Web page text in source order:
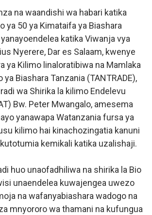
na waandishi wa habari katika
ya 50 ya Kimataifa ya Biashara
katika Viwanja vya
Nyerere, Dar es Salaam, kwenye
ya Kilimo linaloratibiwa na Mamlaka
ya Biashara Tanzania (TANTRADE),
wa Shirika la kilimo Endelevu
Bw. Peter Mwangalo, amesema
yanawapa Watanzania fursa ya
kilimo hai kinachozingatia kanuni
kemikali katika uzalishaji.
huo unaofadhiliwa na shirika la Bio
unaendelea kuwajengea uwezo
na wafanyabiashara wadogo na
mnyororo wa thamani na kufungua